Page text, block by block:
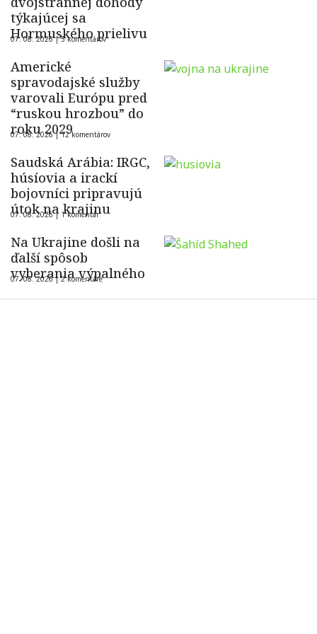
týkajúcej sa
Hormuského prielivu
07. 08. 2026 |5 komentárov
Americké
spravodajské služby
varovali Európu pred
“ruskou hrozbou” do
roku 2029
07. 08. 2026 |12 komentárov
Saudská Arábia: IRGC,
húsíovia a irackí
bojovníci pripravujú
útok na krajinu
07. 08. 2026 | 1 komentár
Na Ukrajine došli na
ďalší spôsob
vyberania výpalného
07. 08. 2026 |2 komentáre